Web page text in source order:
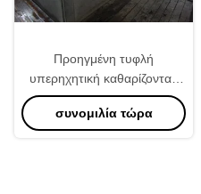
Προηγμένη τυφλή
υπερηχητική καθαρίζοντας
μηχανή 28KHZ θερμαντικών
σωμάτων
συνομιλία τώρα